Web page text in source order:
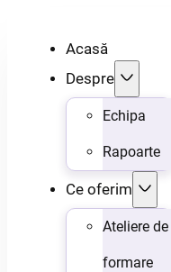
Acasă
Despre
Echipa
Rapoarte
Ce oferim
Ateliere de
formare